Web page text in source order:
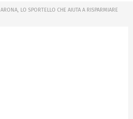
ARONA, LO SPORTELLO CHE AIUTA A RISPARMIARE